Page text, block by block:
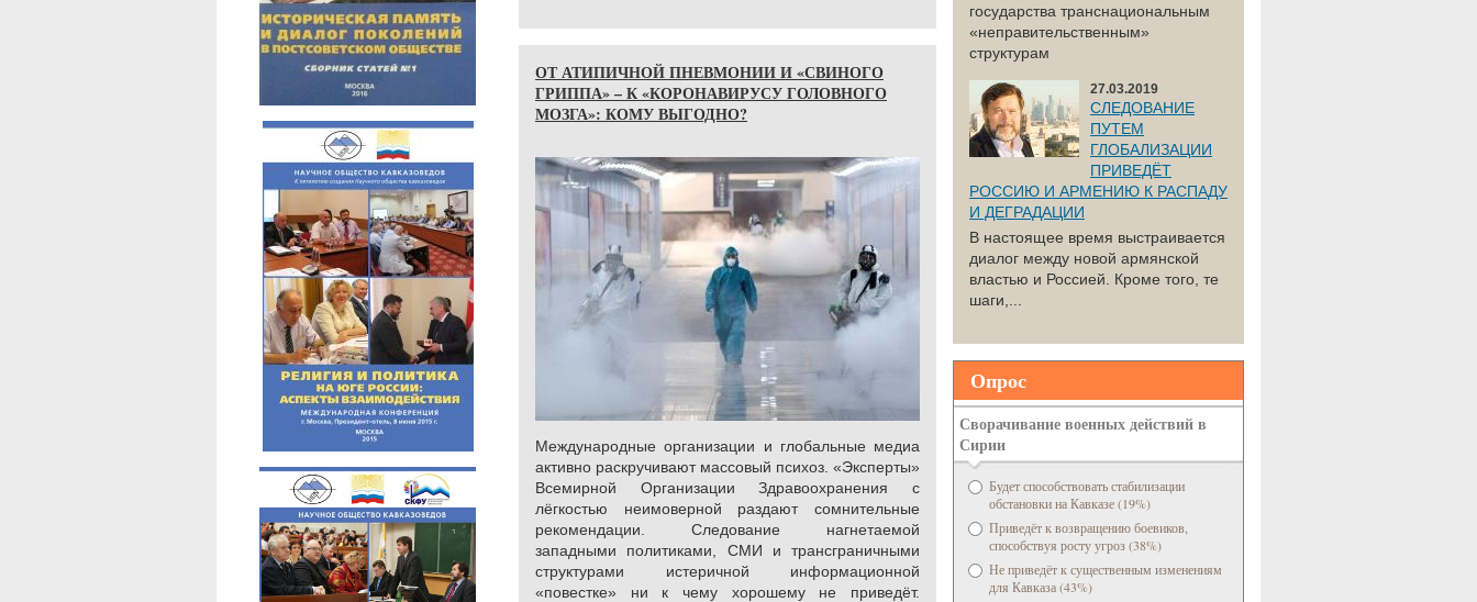
ОТ АТИПИЧНОЙ ПНЕВМОНИИ И «СВИНОГО
ГРИППА» – К «КОРОНАВИРУСУ ГОЛОВНОГО
МОЗГА»: КОМУ ВЫГОДНО?
Международные организации и глобальные медиа
активно раскручивают массовый психоз. «Эксперты»
Всемирной Организации Здравоохранения с
лёгкостью неимоверной раздают сомнительные
рекомендации. Следование нагнетаемой
западными политиками, СМИ и трансграничными
структурами истеричной информационной
«повестке» ни к чему хорошему не приведёт.
государства транснациональным
«неправительственным»
структурам
27.03.2019
СЛЕДОВАНИЕ
ПУТЕМ
ГЛОБАЛИЗАЦИИ
ПРИВЕДЁТ
РОССИЮ И АРМЕНИЮ К РАСПАДУ
И ДЕГРАДАЦИИ
В настоящее время выстраивается
диалог между новой армянской
властью и Россией. Кроме того, те
шаги,...
Опрос
Сворачивание военных действий в
Сирии
Будет способствовать стабилизации
обстановки на Кавказе (19%)
Приведёт к возвращению боевиков,
способствуя росту угроз (38%)
Не приведёт к существенным изменениям
для Кавказа (43%)